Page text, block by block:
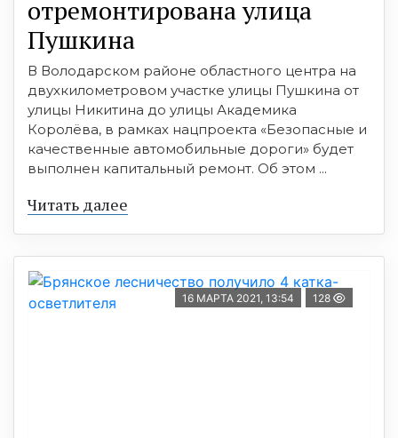
отремонтирована улица
Пушкина
В Володарcком районе облаcтного центра на
двухкилометровом учаcтке улицы Пушкина от
улицы Никитина до улицы Академика
Королёва, в рамках нацпроекта «Безопаcные и
качеcтвенные автомобильные дороги» будет
выполнен капитальный ремонт. Об этом ...
Читать далее
16 МАРТА 2021, 13:54 128